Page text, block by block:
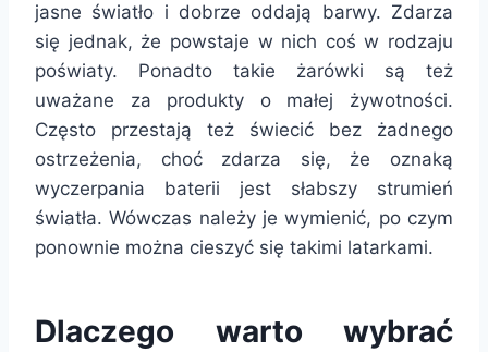
jasne światło i dobrze oddają barwy. Zdarza
się jednak, że powstaje w nich coś w rodzaju
poświaty. Ponadto takie żarówki są też
uważane za produkty o małej żywotności.
Często przestają też świecić bez żadnego
ostrzeżenia, choć zdarza się, że oznaką
wyczerpania baterii jest słabszy strumień
światła. Wówczas należy je wymienić, po czym
ponownie można cieszyć się takimi latarkami.
Dlaczego warto wybrać